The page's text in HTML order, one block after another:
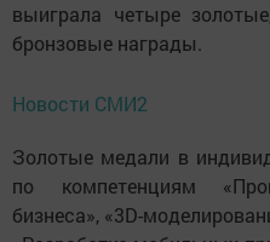
выиграла четыре
бронзовые награды.
Новости СМИ2
Золотые медали в
по компетенциям
бизнеса», «3D-